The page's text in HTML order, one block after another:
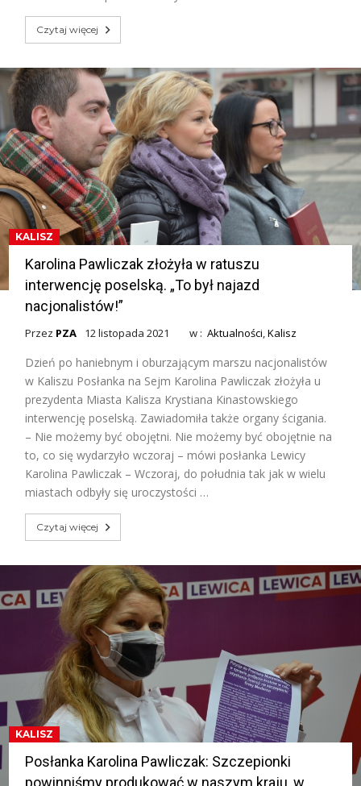
Czytaj więcej
KALISZ
Karolina Pawliczak złożyła w ratuszu
interwencję poselską. „To był najazd
nacjonalistów!”
Przez PZA 12 listopada 2021 w :Aktualności,Kalisz
Dzień po haniebnym i oburzającym marszu nacjonalistów
w Kaliszu Posłanka na Sejm Karolina Pawliczak złożyła u
prezydenta Miasta Kalisza Krystiana Kinastowskiego
interwencję poselską. Zawiadomiła także organy ścigania.
– Nie możemy być obojętni. Nie możemy być obojętnie na
to, co się wydarzyło wczoraj – mówi posłanka Lewicy
Karolina Pawliczak – Wczoraj, do południa tak jak w wielu
miastach odbyły się uroczystości …
Czytaj więcej
KALISZ
Posłanka Karolina Pawliczak: Szczepionki
powinniśmy produkować w naszym kraju, w